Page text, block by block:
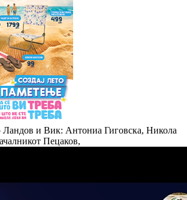
и Вик: Антониа Гиговска, Никола
Пецаков,